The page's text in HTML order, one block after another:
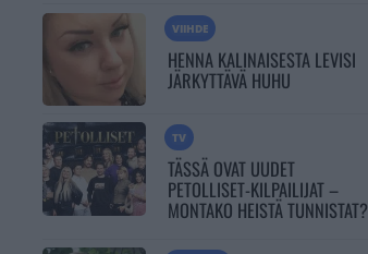
VIIHDE
HENNA KALINAISESTA LEVISI
JÄRKYTTÄVÄ HUHU
TV
TÄSSÄ OVAT UUDET
PETOLLISET-KILPAILIJAT –
MONTAKO HEISTÄ TUNNISTAT?